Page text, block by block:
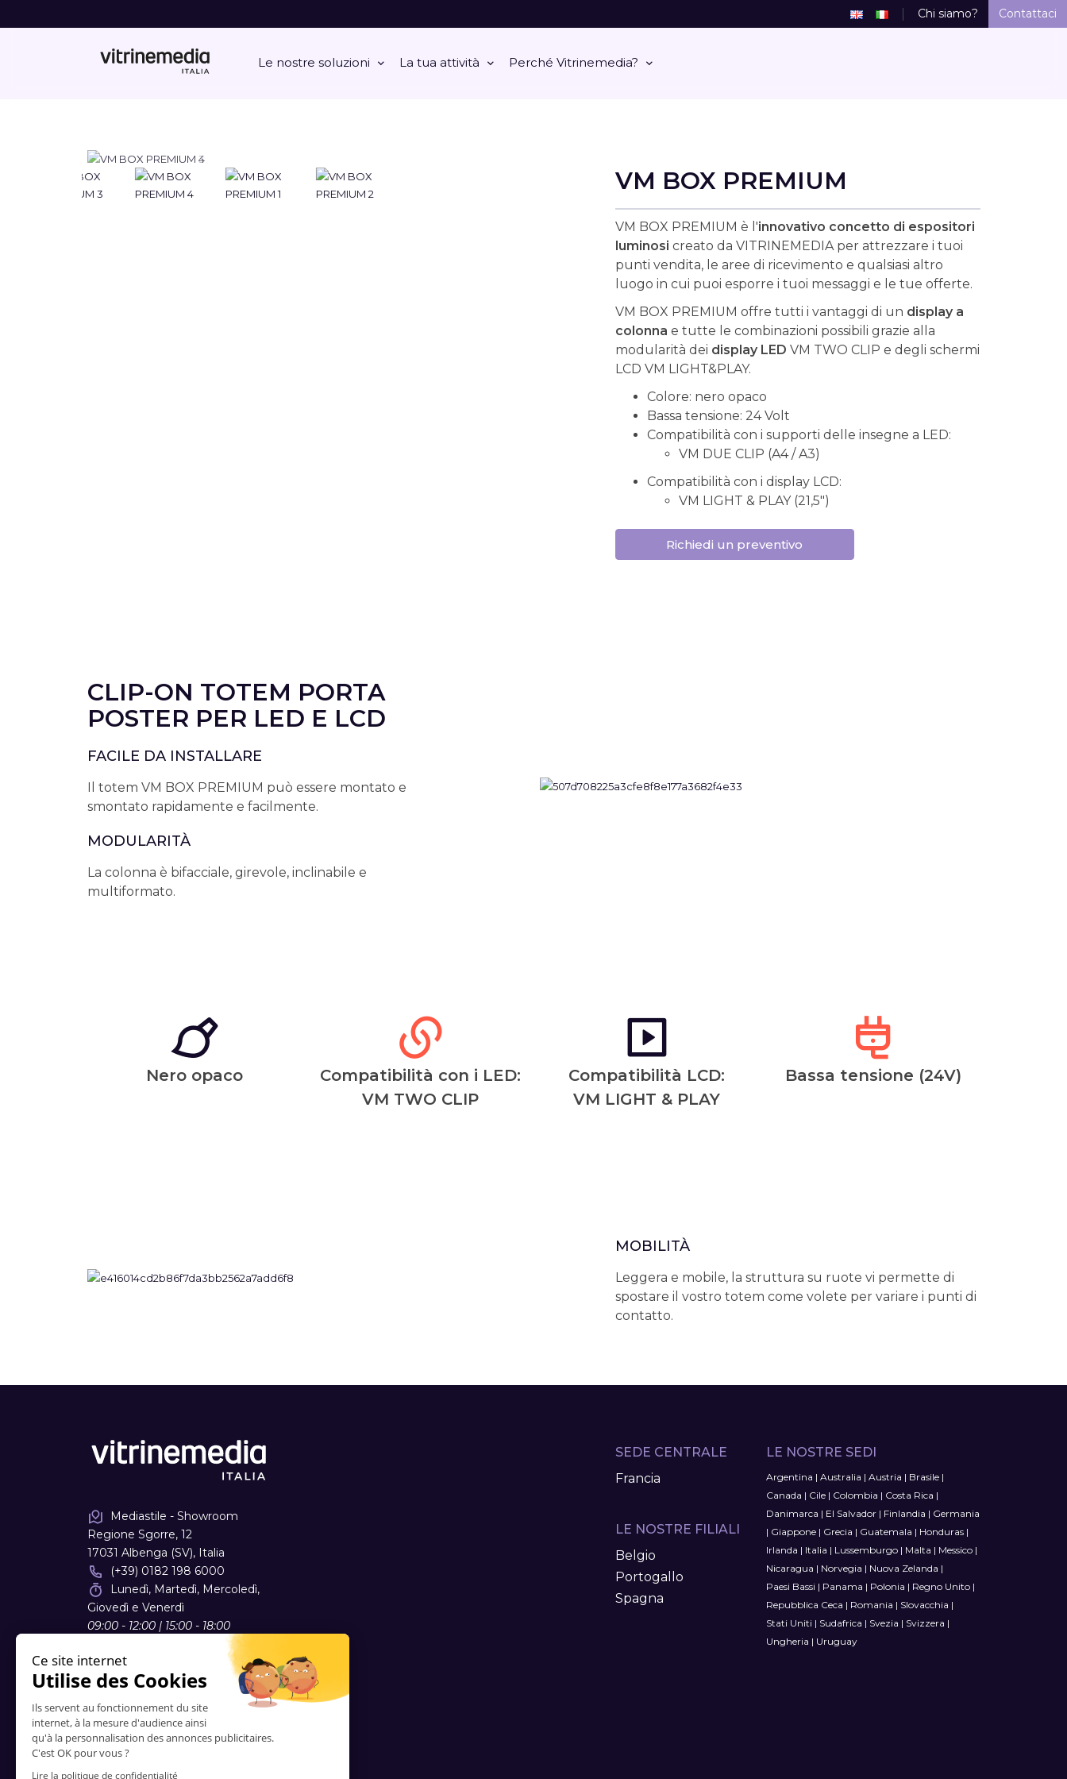
Le nostre soluzioni La tua attività Perché Vitrinemedia?
Chi siamo? Contattaci
VM BOX PREMIUM
VM BOX PREMIUM è l'innovativo concetto di espositori
luminosi creato da VITRINEMEDIA per attrezzare i tuoi
punti vendita, le aree di ricevimento e qualsiasi altro
luogo in cui puoi esporre i tuoi messaggi e le tue offerte.
VM BOX PREMIUM offre tutti i vantaggi di un display a
colonna e tutte le combinazioni possibili grazie alla
modularità dei display LED VM TWO CLIP e degli schermi
LCD VM LIGHT&PLAY.
Colore: nero opaco
Bassa tensione: 24 Volt
Compatibilità con i supporti delle insegne a LED:
VM DUE CLIP (A4 / A3)
Compatibilità con i display LCD:
VM LIGHT & PLAY (21,5")
Richiedi un preventivo
CLIP-ON TOTEM PORTA
POSTER PER LED E LCD
FACILE DA INSTALLARE
Il totem VM BOX PREMIUM può essere montato e
smontato rapidamente e facilmente.
MODULARITÀ
La colonna è bifacciale, girevole, inclinabile e
multiformato.
Nero opaco
Compatibilità con i LED:
VM TWO CLIP
Compatibilità LCD:
VM LIGHT & PLAY
Bassa tensione (24V)
MOBILITÀ
Leggera e mobile, la struttura su ruote vi permette di
spostare il vostro totem come volete per variare i punti di
contatto.
Mediastile - Showroom
Regione Sgorre, 12
17031 Albenga (SV), Italia
(+39) 0182 198 6000
Lunedì, Martedì, Mercoledì,
Giovedì e Venerdì
09:00 - 12:00 | 15:00 - 18:00
www.mediastile.it
SEDE CENTRALE
Francia
LE NOSTRE FILIALI
Belgio
Portogallo
Spagna
LE NOSTRE SEDI
Argentina | Australia | Austria | Brasile|
Canada | Cile| Colombia | Costa Rica |
Danimarca | El Salvador| Finlandia | Germania
| Giappone| Grecia | Guatemala | Honduras|
Irlanda | Italia | Lussemburgo| Malta | Messico|
Nicaragua | Norvegia | Nuova Zelanda |
Paesi Bassi | Panama | Polonia | Regno Unito|
Repubblica Ceca | Romania | Slovacchia |
Stati Uniti | Sudafrica | Svezia | Svizzera |
Ungheria | Uruguay